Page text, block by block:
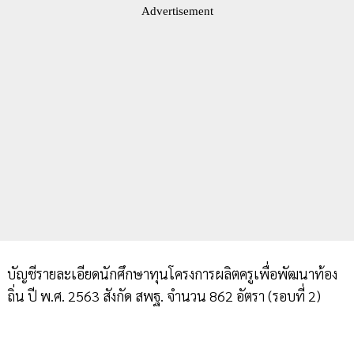
Advertisement
บัญชีรายละเอียดนักศึกษาทุนโครงการผลิตครูเพื่อพัฒนาท้อง
ถิ่น ปี พ.ศ. 2563 สังกัด สพฐ. จำนวน 862 อัตรา (รอบที่ 2)